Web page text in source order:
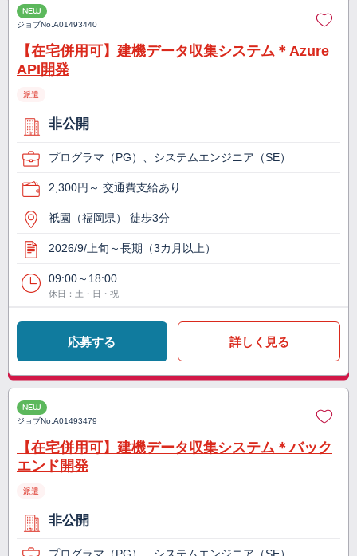
NEW
ジョブNo.A01493440
【在宅併用可】建機データ収集システム＊Azure
API開発
派遣
非公開
プログラマ（PG）、システムエンジニア（SE）
2,300円～ 交通費支給あり
祇園（福岡県） 徒歩3分
2026/9/上旬～長期（3カ月以上）
09:00～18:00
休日：土・日・祝
応募する 詳しく見る
NEW
ジョブNo.A01493479
【在宅併用可】建機データ収集システム＊バック
エンド開発
派遣
非公開